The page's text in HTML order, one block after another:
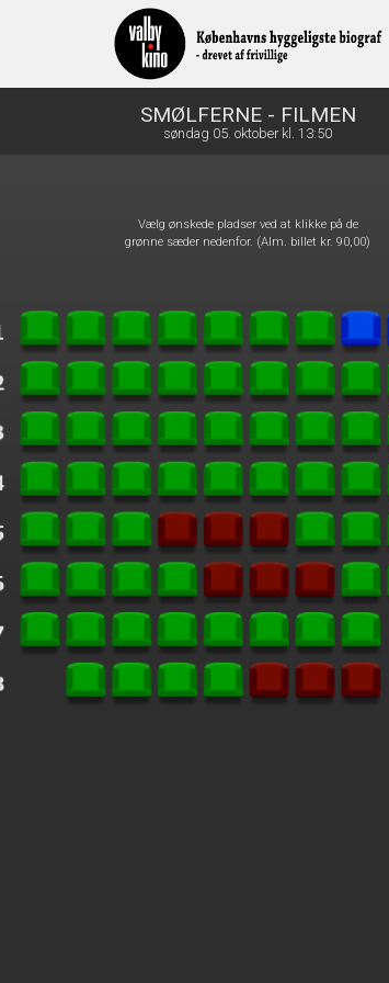
SMØLFERNE - FILMEN
søndag 05. oktober kl. 13:50
Vælg ønskede pladser ved at klikke på de
grønne sæder nedenfor. (Alm. billet kr. 90,00)
front03-cc 034552